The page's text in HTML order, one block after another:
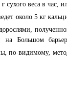
г сухого веса в час,
около 5 кг
на Большом
по-видимому,